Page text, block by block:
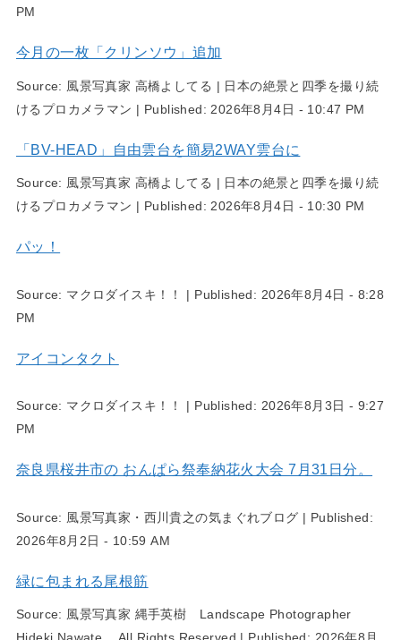
PM
今月の一枚「クリンソウ」追加
Source: 風景写真家 高橋よしてる | 日本の絶景と四季を撮り続
けるプロカメラマン | Published: 2026年8月4日 - 10:47 PM
「BV-HEAD」自由雲台を簡易2WAY雲台に
Source: 風景写真家 高橋よしてる | 日本の絶景と四季を撮り続
けるプロカメラマン | Published: 2026年8月4日 - 10:30 PM
パッ！
Source: マクロダイスキ！！ | Published: 2026年8月4日 - 8:28
PM
アイコンタクト
Source: マクロダイスキ！！ | Published: 2026年8月3日 - 9:27
PM
奈良県桜井市の おんぱら祭奉納花火大会 7月31日分。
Source: 風景写真家・西川貴之の気まぐれブログ | Published:
2026年8月2日 - 10:59 AM
緑に包まれる尾根筋
Source: 風景写真家 縄手英樹 Landscape Photographer